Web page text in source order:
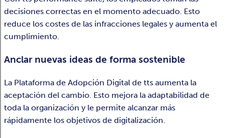
decisiones correctas en el momento adecuado. Esto
reduce los costes de las infracciones legales y aumenta el
cumplimiento.
Anclar nuevas ideas de forma sostenible
La Plataforma de Adopción Digital de tts aumenta la
aceptación del cambio. Esto mejora la adaptabilidad de
toda la organización y le permite alcanzar más
rápidamente los objetivos de digitalización.